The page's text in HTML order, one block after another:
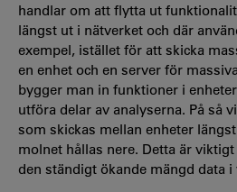
handlar om att flytta ut
längst ut i nätverket och där
exempel, istället för att skicka
en enhet och en server för
bygger man in funktioner i
utföra delar av analyserna. På så
som skickas mellan enheter
molnet hållas nere. Detta är
den ständigt ökande mängd data i